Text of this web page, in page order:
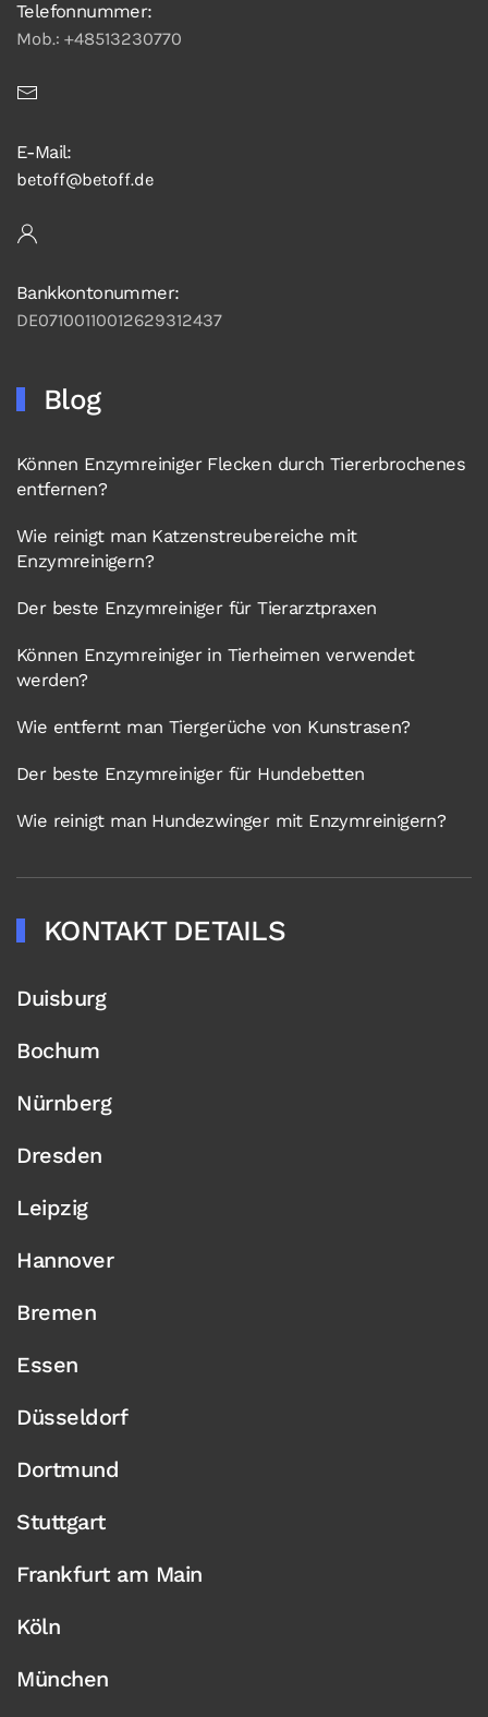
Telefonnummer:
Mob.: +48513230770
E-Mail:
betoff@betoff.de
Bankkontonummer:
DE07100110012629312437
Blog
Können Enzymreiniger Flecken durch Tiererbrochenes
entfernen?
Wie reinigt man Katzenstreubereiche mit
Enzymreinigern?
Der beste Enzymreiniger für Tierarztpraxen
Können Enzymreiniger in Tierheimen verwendet
werden?
Wie entfernt man Tiergerüche von Kunstrasen?
Der beste Enzymreiniger für Hundebetten
Wie reinigt man Hundezwinger mit Enzymreinigern?
KONTAKT DETAILS
Duisburg
Bochum
Nürnberg
Dresden
Leipzig
Hannover
Bremen
Essen
Düsseldorf
Dortmund
Stuttgart
Frankfurt am Main
Köln
München